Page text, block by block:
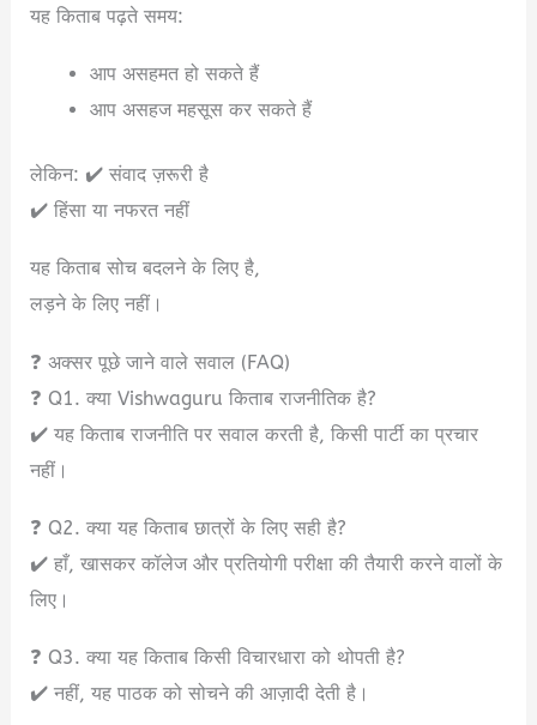
यह किताब पढ़ते समय:
आप असहमत हो सकते हैं
आप असहज महसूस कर सकते हैं
लेकिन: ✔️ संवाद ज़रूरी है
✔️ हिंसा या नफरत नहीं
यह किताब सोच बदलने के लिए है,
लड़ने के लिए नहीं।
❓ अक्सर पूछे जाने वाले सवाल (FAQ)
❓ Q1. क्या Vishwaguru किताब राजनीतिक है?
✔️ यह किताब राजनीति पर सवाल करती है, किसी पार्टी का प्रचार
नहीं।
❓ Q2. क्या यह किताब छात्रों के लिए सही है?
✔️ हाँ, खासकर कॉलेज और प्रतियोगी परीक्षा की तैयारी करने वालों के
लिए।
❓ Q3. क्या यह किताब किसी विचारधारा को थोपती है?
✔️ नहीं, यह पाठक को सोचने की आज़ादी देती है।